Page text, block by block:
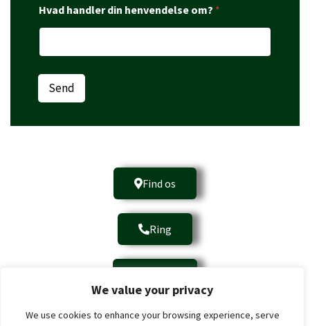
We value your privacy
We use cookies to enhance your browsing experience, serve
Hvad handler din henvendelse om? *
Send
Find os
Ring